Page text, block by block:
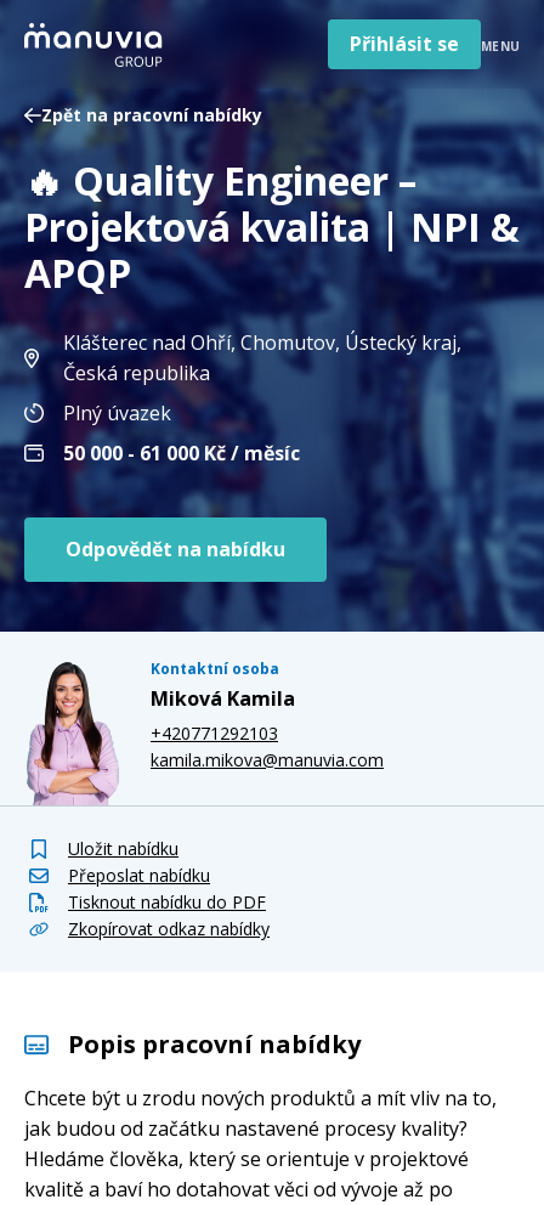
Poradna a články
Pro firmy a zaměstnavatele
O nás
Čeština
Jazyk
Česká republika
Země
region
Přihlásit se MENU
Zpět na pracovní nabídky
🔥 Quality Engineer –
Projektová kvalita | NPI &
APQP
Klášterec nad Ohří, Chomutov, Ústecký kraj,
Česká republika
Plný úvazek
50 000 - 61 000 Kč / měsíc
Odpovědět na nabídku
Kontaktní osoba
Miková Kamila
+420771292103
kamila.mikova@manuvia.com
Uložit nabídku
Přeposlat nabídku
Tisknout nabídku do PDF
Zkopírovat odkaz nabídky
Popis pracovní nabídky
Chcete být u zrodu nových produktů a mít vliv na to,
jak budou od začátku nastavené procesy kvality?
Hledáme člověka, který se orientuje v projektové
kvalitě a baví ho dotahovat věci od vývoje až po